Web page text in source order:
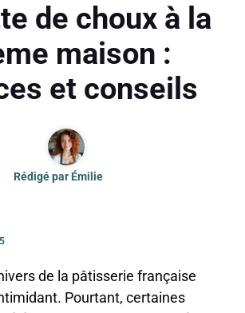
de choux à la
maison :
et conseils
Rédigé par Émilie
de la pâtisserie française
Pourtant, certaines